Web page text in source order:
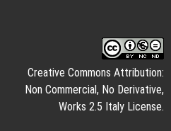
Creative Commons Attribution:
Non Commercial, No Derivative,
Works 2.5 Italy License.